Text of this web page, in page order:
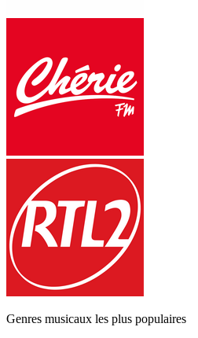
Genres musicaux les plus populaires